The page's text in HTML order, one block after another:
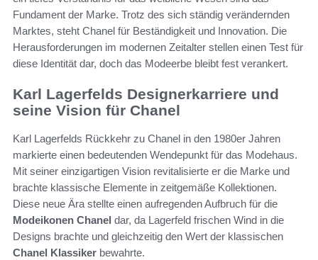
Fundament der Marke. Trotz des sich ständig verändernden
Marktes, steht Chanel für Beständigkeit und Innovation. Die
Herausforderungen im modernen Zeitalter stellen einen Test für
diese Identität dar, doch das Modeerbe bleibt fest verankert.
Karl Lagerfelds Designerkarriere und
seine Vision für Chanel
Karl Lagerfelds Rückkehr zu Chanel in den 1980er Jahren
markierte einen bedeutenden Wendepunkt für das Modehaus.
Mit seiner einzigartigen Vision revitalisierte er die Marke und
brachte klassische Elemente in zeitgemäße Kollektionen.
Diese neue Ära stellte einen aufregenden Aufbruch für die
Modeikonen Chanel dar, da Lagerfeld frischen Wind in die
Designs brachte und gleichzeitig den Wert der klassischen
Chanel Klassiker bewahrte.